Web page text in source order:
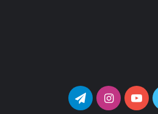
توییتر یوتیوب اینستاگرامتلگرام